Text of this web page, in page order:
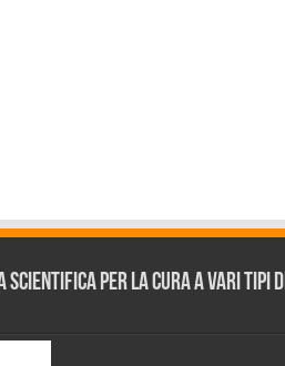
per la cura a vari tipi di